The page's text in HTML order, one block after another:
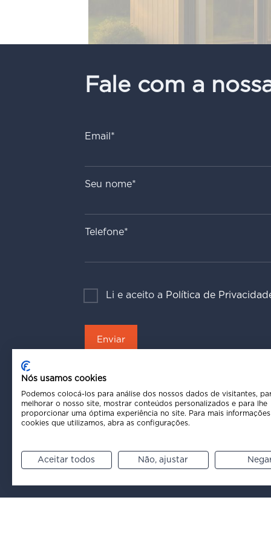
Fale com a
Email*
Seu nome*
Telefone*
Li e aceito a Política de
Nós usamos cookies
Podemos colocá-los para análise dos nossos dados de visitantes,
melhorar o nosso site, mostrar conteúdos personalizados e para lhe
proporcionar uma óptima experiência no site. Para mais
cookies que utilizamos, abra as configurações.
Aceitar todos Não, ajustar